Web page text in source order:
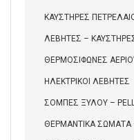
ΚΑΥΣΤΗΡΕΣ
ΛΕΒΗΤΕΣ –
ΘΕΡΜΟΣΙΦΩΝΕΣ
ΗΛΕΚΤΡΙΚΟΙ ΛΕΒΗΤΕΣ
ΣΟΜΠΕΣ ΞΥΛΟΥ –
ΘΕΡΜΑΝΤΙΚΑ